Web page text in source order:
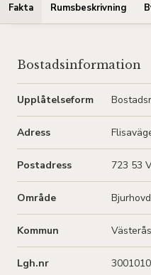
Fakta Rumsbeskrivning
Bostadsinformation
Upplåtelseform
Adress
Postadress 723 53
Område
Kommun Västerås
Lgh.nr